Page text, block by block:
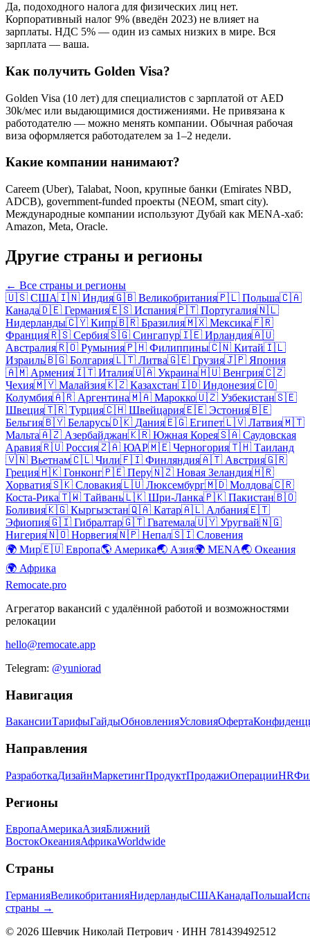
Да, подоходного налога для физических лиц нет.
Корпоративный налог 9% (введён 2023) не влияет на
зарплаты. НДС 5% — один из самых низких в мире. Вся
зарплата — ваша.
Как получить Golden Visa?
Golden Visa (10 лет) для специалистов с зарплатой от AED
30k/мес или выдающимися достижениями. Не привязана к
работодателю — можно менять компании. Обычная рабочая
виза оформляется работодателем за 1–2 недели.
Какие компании нанимают?
Careem (Uber), Talabat, Noon, крупные банки (Emirates NBD,
ADCB), government-funded проекты (NEOM, smart city).
Международные компании используют Дубай как MENA-хаб:
Amazon, Meta, Oracle.
Другие страны и регионы
← Все страны и регионы
🇺🇸 США🇮🇳 Индия🇬🇧 Великобритания🇵🇱 Польша🇨🇦
Канада🇩🇪 Германия🇪🇸 Испания🇵🇹 Португалия🇳🇱
Нидерланды🇨🇾 Кипр🇧🇷 Бразилия🇲🇽 Мексика🇫🇷
Франция🇷🇸 Сербия🇸🇬 Сингапур🇮🇪 Ирландия🇦🇺
Австралия🇷🇴 Румыния🇵🇭 Филиппины🇨🇳 Китай🇮🇱
Израиль🇧🇬 Болгария🇱🇹 Литва🇬🇪 Грузия🇯🇵 Япония
🇦🇲 Армения🇮🇹 Италия🇺🇦 Украина🇭🇺 Венгрия🇨🇿
Чехия🇲🇾 Малайзия🇰🇿 Казахстан🇮🇩 Индонезия🇨🇴
Колумбия🇦🇷 Аргентина🇲🇦 Марокко🇺🇿 Узбекистан🇸🇪
Швеция🇹🇷 Турция🇨🇭 Швейцария🇪🇪 Эстония🇧🇪
Бельгия🇧🇾 Беларусь🇩🇰 Дания🇪🇬 Египет🇱🇻 Латвия🇲🇹
Мальта🇦🇿 Азербайджан🇰🇷 Южная Корея🇸🇦 Саудовская
Аравия🇷🇺 Россия🇿🇦 ЮАР🇲🇪 Черногория🇹🇭 Таиланд
🇻🇳 Вьетнам🇨🇱 Чили🇫🇮 Финляндия🇦🇹 Австрия🇬🇷
Греция🇭🇰 Гонконг🇵🇪 Перу🇳🇿 Новая Зеландия🇭🇷
Хорватия🇸🇰 Словакия🇱🇺 Люксембург🇲🇩 Молдова🇨🇷
Коста-Рика🇹🇼 Тайвань🇱🇰 Шри-Ланка🇵🇰 Пакистан🇧🇴
Боливия🇰🇬 Кыргызстан🇶🇦 Катар🇦🇱 Албания🇪🇹
Эфиопия🇬🇮 Гибралтар🇬🇹 Гватемала🇺🇾 Уругвай🇳🇬
Нигерия🇳🇴 Норвегия🇳🇵 Непал🇸🇮 Словения
🌍 Мир🇪🇺 Европа🌎 Америка🌏 Азия🌍 MENA🌏 Океания
🌍 Африка
Remocate.pro
Агрегатор вакансий с удалённой работой и возможностями
релокации
hello@remocate.app
Telegram: @yuniorad
Навигация
ВакансииТарифыГайдыОбновленияУсловияОферта
Направления
РазработкаДизайнМаркетингПродуктПродажиОперацииHR
Регионы
ЕвропаАмерикаАзияБлижний
ВостокОкеанияАфрикаWorldwide
Страны
ГерманияВеликобританияНидерландыСШАКанадаПольша
страны →
© 2026 Шевчик Николай Петрович · ИНН 781439492512